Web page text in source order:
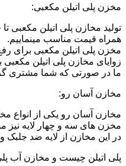
مخزن پلی اتیلن مکعبی:
همراه قیمت مناسب مینماییم.
مخزن پلی اتیلن مکعبی برای
زوایای مخازن پلی اتیلن مکعبی
ما در صورتی که شما مشتری
مخازن آسان رو:
مخازن آسان رو یکی از
مخزن های سه و چهار لایه نیز
در این مخازن از لایه ضد
پلی اتیلن چیست و مخازن آب